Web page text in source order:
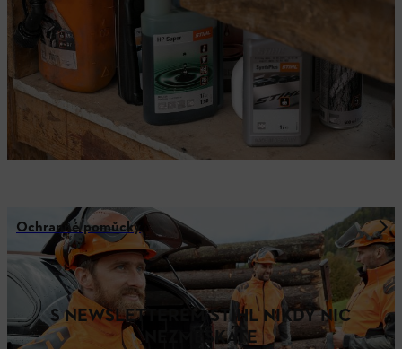
Ochranné pomůcky
S NEWSLETTEREM STIHL NIKDY NIC
NEZMEŠKÁTE